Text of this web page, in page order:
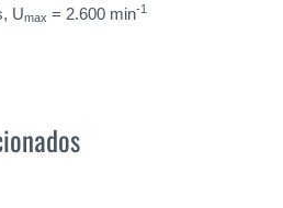
Umax = 2.600 min-1